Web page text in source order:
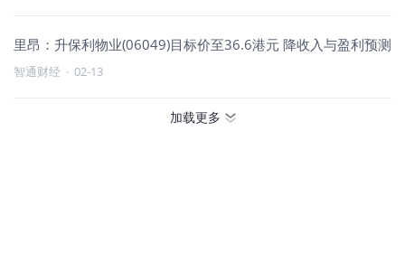
里昂：升保利物业(06049)目标价至36.6港元 降收入与盈利预测
智通财经 · 02-13
加载更多